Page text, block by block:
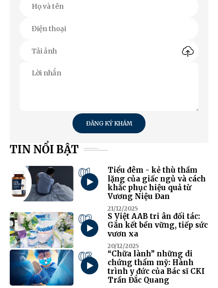
ĐĂNG KÝ KHÁM
TIN NỔI BẬT
01
Tiểu đêm - kẻ thù thầm
lặng của giấc ngủ và cách
khắc phục hiệu quả từ
Vương Niệu Đan
21/12/2025
02
S Việt AAB tri ân đối tác:
Gắn kết bền vững, tiếp sức
vươn xa
20/12/2025
03
“Chữa lành” những di
chứng thẩm mỹ: Hành
trình y đức của Bác sĩ CKI
Trần Đắc Quang